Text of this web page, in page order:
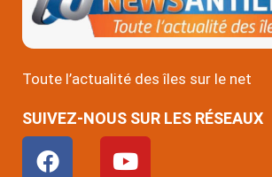
Toute l’actualité des îles sur le net
SUIVEZ-NOUS SUR LES RÉSEAUX
F
a
Y
o